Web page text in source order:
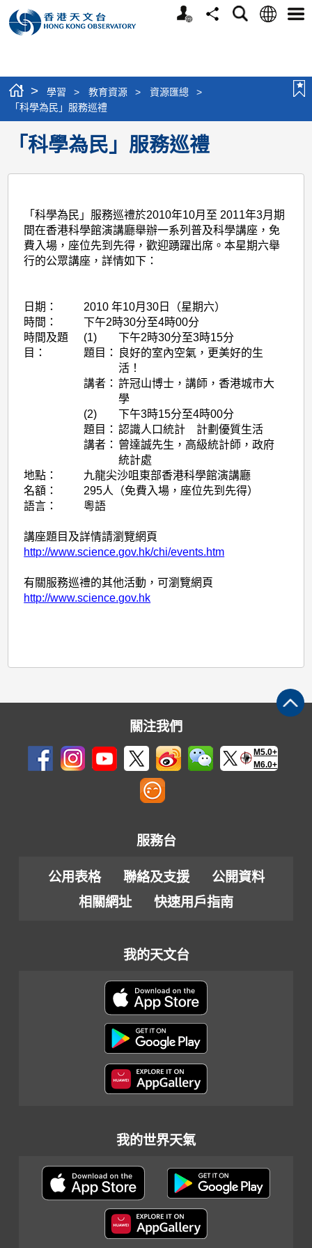
個
分
搜
語
選
> 學習 > 教育資源 > 資源匯總
>
「科學為民」服務巡禮
「科學為民」服務巡禮
「科學為民」服務巡禮於2010年10月至 2011年3月期
間在香港科學館演講廳舉辦一系列普及科學講座，免
費入場，座位先到先得，歡迎踴躍出席。本星期六舉
行的公眾講座，詳情如下：
日期：
2010 年10月30日（星期六）
時間：
下午2時30分至4時00分
時間及題
目：
(1)
下午2時30分至3時15分
題目：
良好的室內空氣，更美好的生
活！
講者： 許冠山博士，講師，香港城市大
學
(2)
下午3時15分至4時00分
題目： 認識人口統計 計劃優質生活
講者： 曾達誠先生，高級統計師，政府
統計處
地點：
九龍尖沙咀東部香港科學館演講廳
名額：
295人（免費入場，座位先到先得）
語言：
粵語
講座題目及詳情請瀏覽網頁
http://www.science.gov.hk/chi/events.htm
有關服務巡禮的其他活動，可瀏覽網頁
http://www.science.gov.hk
關注我們
M5.0+
M6.0+
服務台
公用表格 聯絡及支援
公開資料
相關網址
快速用戶指南
我的天文台
我的世界天氣